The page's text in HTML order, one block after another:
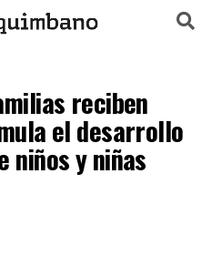
reciben
el desarrollo
niños y niñas